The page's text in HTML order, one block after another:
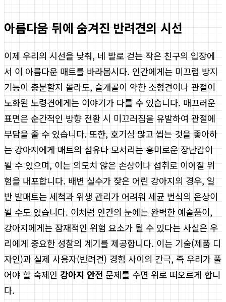
아름다움 뒤에 숨겨진 반려견의 시선
이제 우리의 시선을 낮춰, 네 발로 걷는 작은 친구의 입장에
서 이 아름다운 매트를 바라봅시다. 인간에게는 미끄럼 방지
기능이 충분할지 몰라도, 슬개골이 약한 소형견이나 관절이
노화된 노령견에게는 이야기가 다를 수 있습니다. 매끄러운
표면은 순간적인 방향 전환 시 미끄러짐을 유발하여 관절에
부담을 줄 수 있습니다. 또한, 호기심 많고 씹는 것을 좋아하
는 강아지에게 매트의 섬유나 모서리는 흥미로운 장난감이
될 수 있으며, 이는 의도치 않은 손상이나 섭취로 이어질 위
험을 내포합니다. 배변 실수가 잦은 어린 강아지의 경우, 일
반 발매트는 세척과 위생 관리가 어려워 세균 번식의 온상이
될 수도 있습니다. 이처럼 인간의 눈에는 완벽한 예술품이,
강아지에게는 잠재적인 위험 요소가 될 수 있다는 사실은 우
리에게 중요한 성찰의 계기를 제공합니다. 이는 기술(제품 디
자인)과 실제 사용자(반려견) 경험 사이의 간극, 즉 우리가 풀
어야 할 숙제인 강아지 안전 문제를 수면 위로 떠오르게 합니
다.